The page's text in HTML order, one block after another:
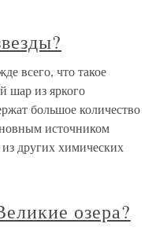
всего, что такое
шар из яркого
большое количество
источником
других химических
озера?